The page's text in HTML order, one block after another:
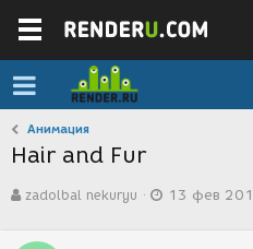
Анимация
Hair and Fur
в
о
zadolbal nekuryu
а
13 фев